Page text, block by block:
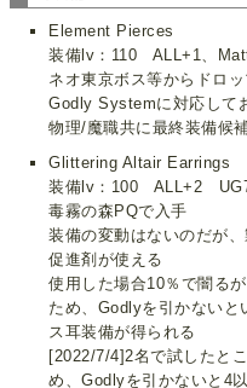
Element Pierces
装備lv：110 ALL+1、
ネオ東京ボス等からドロ
Godly Systemに対応して
物理/魔職共に最終装備候
Glittering Altair Earrings
装備lv：100 ALL+2
毒霧の森PQで入手
装備の変動はないのだが
促進剤が使える
使用した場合10％で闇る
ため、Godlyを引かないと
ス耳装備が得られる
[2022/7/4]2名で試したと
め、Godlyを引かないと4